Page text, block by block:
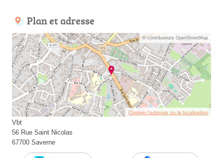
Plan et adresse
© contributeurs OpenStreetMap
Corriger l’adresse ou la localisation
Vbt
56 Rue Saint Nicolas
67700 Saverne